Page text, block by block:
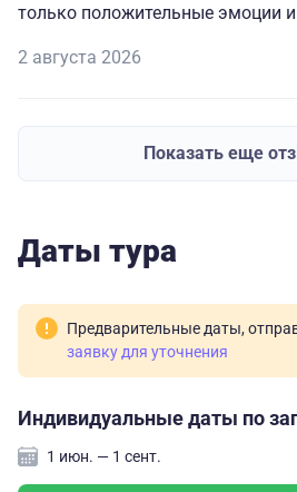
только положительные эмоции и
2 августа 2026
Показать еще
Даты тура
Предварительные даты,
заявку для уточнения
Индивидуальные даты по
1 июн. — 1 сент.